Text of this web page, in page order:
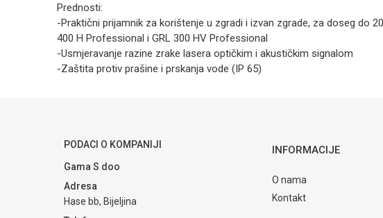
Prednosti:
-Praktični prijamnik za korištenje u zgradi i izvan zgrade, za doseg do
400 H Professional i GRL 300 HV Professional
-Usmjeravanje razine zrake lasera optičkim i akustičkim signalom
-Zaštita protiv prašine i prskanja vode (IP 65)
Poruka
PODACI O KOMPANIJI
Gama S doo
Adresa
Hase bb, Bijeljina
INFORMACIJE
O nama
Kontakt